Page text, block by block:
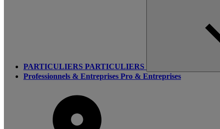
PARTICULIERS PARTICULIERS
Professionnels & Entreprises Pro & Entreprises